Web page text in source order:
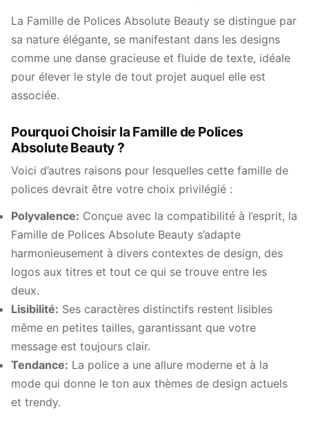
La Famille de Polices Absolute Beauty se distingue par
sa nature élégante, se manifestant dans les designs
comme une danse gracieuse et fluide de texte, idéale
pour élever le style de tout projet auquel elle est
associée.
Pourquoi Choisir la Famille de Polices
Absolute Beauty ?
Voici d’autres raisons pour lesquelles cette famille de
polices devrait être votre choix privilégié :
Polyvalence: Conçue avec la compatibilité à l’esprit, la
Famille de Polices Absolute Beauty s’adapte
harmonieusement à divers contextes de design, des
logos aux titres et tout ce qui se trouve entre les
deux.
Lisibilité: Ses caractères distinctifs restent lisibles
même en petites tailles, garantissant que votre
message est toujours clair.
Tendance: La police a une allure moderne et à la
mode qui donne le ton aux thèmes de design actuels
et trendy.